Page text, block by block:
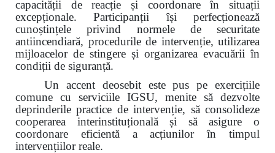
capacității de reacție și coordonare în situații
excepționale. Participanții își perfecționează
cunoștințele privind normele de securitate
antiincendiară, procedurile de intervenție, utilizarea
mijloacelor de stingere și organizarea evacuării în
condiții de siguranță.
Un accent deosebit este pus pe exercițiile
comune cu serviciile IGSU, menite să dezvolte
deprinderile practice de intervenție, să consolideze
cooperarea interinstituțională și să asigure o
coordonare eficientă a acțiunilor în timpul
intervențiilor reale.